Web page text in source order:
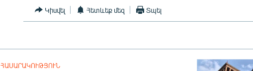
Կիսվել Հետևեք մեզ Տպել
ՀԱՍԱՐԱԿՈՒԹՅՈՒՆ